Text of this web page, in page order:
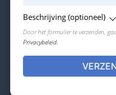
Beschrijving (optioneel)
Door het formulier te verzenden,
Privacybeleid.